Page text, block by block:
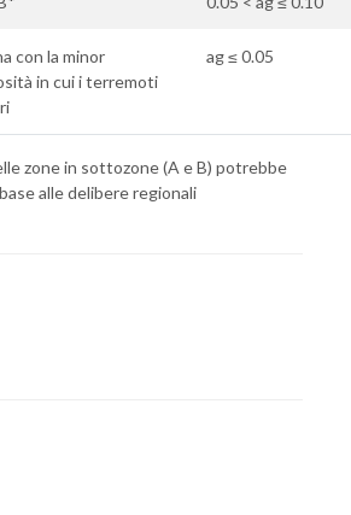
con la minor
in cui i terremoti
ag ≤ 0.05
zone in sottozone (A e B) potrebbe
alle delibere regionali